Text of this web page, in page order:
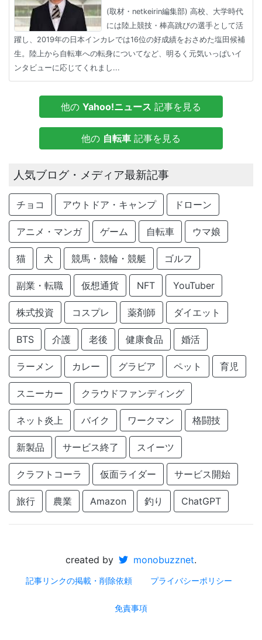
(取材・netkeirin編集部) 高校、大学時代
には陸上競技・棒高跳びの選手として活
躍し、2019年の日本インカレでは16位の好成績をおさめた塩田候補
生。陸上から自転車への転身についてなど、明るく元気いっぱいイ
ンタビューに応じてくれまし...
他の Yahoo!ニュース 記事を見る
他の 自転車 記事を見る
人気ブログ・メディア最新記事
チョコ アウトドア・キャンプ ドローン
アニメ・マンガ ゲーム 自転車 ウマ娘
猫 犬 競馬・競輪・競艇 ゴルフ
副業・転職 仮想通貨 NFT YouTuber
株式投資 コスプレ 薬剤師 ダイエット
BTS 介護 老後 健康食品 婚活
ラーメン カレー グラビア ペット 育児
スニーカー クラウドファンディング
ネット炎上 バイク ワークマン 格闘技
新製品 サービス終了 スイーツ
クラフトコーラ 仮面ライダー サービス開始
旅行 農業 Amazon 釣り ChatGPT
created by monobuzznet.
記事リンクの掲載・削除依頼 プライバシーポリシー
免責事項